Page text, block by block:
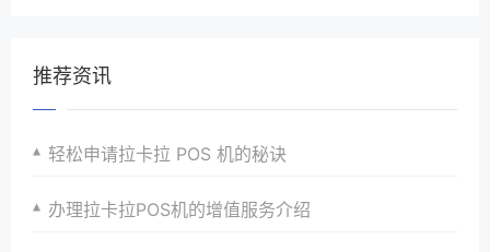
推荐资讯
轻松申请拉卡拉 POS 机的秘诀
办理拉卡拉POS机的增值服务介绍